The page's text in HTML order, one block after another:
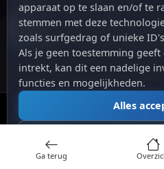
April 12, 2026
De opkomst van
revolutie in online
Markttrading. Alle
apparaat op te slaan en/of te
stemmen met deze
zoals surfgedrag of unieke
Als je geen toestemming
intrekt, kan dit een nadelige
functies en mogelijkheden.
Alles
Alles
Ga terug